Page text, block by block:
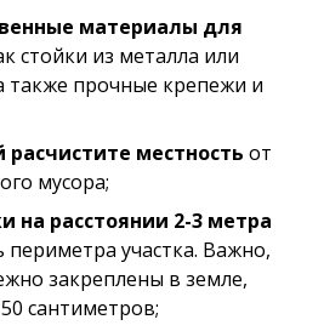
материалы для
стойки из металла или
также прочные крепежи и
расчистите местность от
мусора;
на расстоянии 2-3 метра
периметра участка. Важно,
закреплены в земле,
сантиметров;